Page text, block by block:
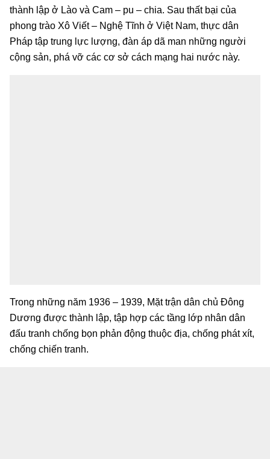
thành lập ở Lào và Cam – pu – chia. Sau thất bại của
phong trào Xô Viết – Nghệ Tĩnh ở Việt Nam, thực dân
Pháp tập trung lực lượng, đàn áp dã man những người
cộng sản, phá vỡ các cơ sở cách mạng hai nước này.
Trong những năm 1936 – 1939, Mặt trận dân chủ Đông
Dương được thành lập, tập hợp các tầng lớp nhân dân
đấu tranh chống bọn phản động thuộc địa, chống phát xít,
chống chiến tranh.